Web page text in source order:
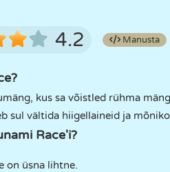
4.2 Manusta
kus sa võistled rühma
sul vältida hiigellaineid ja
Race'i?
on üsna lihtne.